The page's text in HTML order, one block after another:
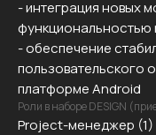
- интеграция новых
функциональностью
- обеспечение
пользовательского
платформе Android
Роли в наборе DESIGN
Project-менеджер (1)